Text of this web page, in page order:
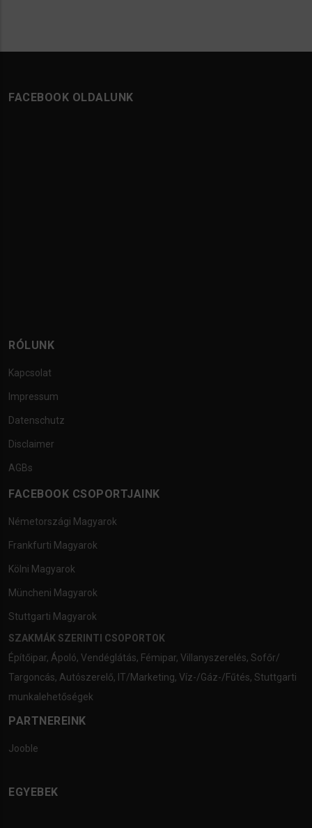
FACEBOOK OLDALUNK
RÓLUNK
Kapcsolat
Impressum
Datenschutz
Disclaimer
AGBs
FACEBOOK CSOPORTJAINK
Németországi Magyarok
Frankfurti Magyarok
Kölni Magyarok
Müncheni Magyarok
Stuttgarti Magyarok
SZAKMÁK SZERINTI CSOPORTOK
Építőipar, Ápoló, Vendéglátás, Fémipar, Villanyszerelés, Sofőr/
Targoncás, Autószerelő, IT/Marketing, Víz-/Gáz-/Fűtés, Stuttgarti
munkalehetőségek
PARTNEREINK
Jooble
EGYEBEK